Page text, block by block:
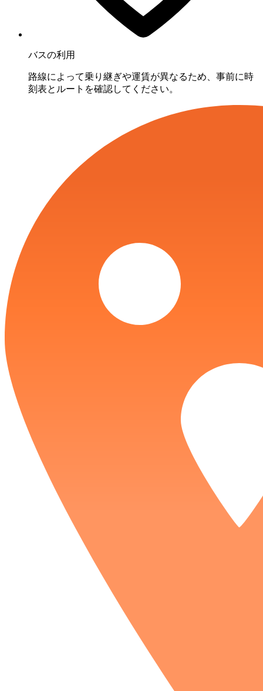
バスの利用
路線によって乗り継ぎや運賃が異なるため、事前に時
刻表とルートを確認してください。